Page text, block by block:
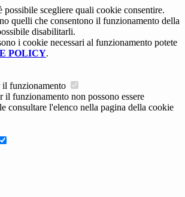
possibile scegliere quali cookie consentire.
quelli che consentono il funzionamento della
disabilitarli.
i cookie necessari al funzionamento potete
POLICY.
il funzionamento
il funzionamento non possono essere
consultare l'elenco nella pagina della cookie